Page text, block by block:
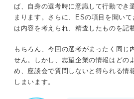
ば、自身の選考時に意識して行動でき
まります。さらに、ESの項目を聞い
は内容を考えられ、精査したものを記
もちろん、今回の選考がまったく同じ
せん。しかし、志望企業の情報はどの
め、座談会で質問しないと得られる情
しまいます。